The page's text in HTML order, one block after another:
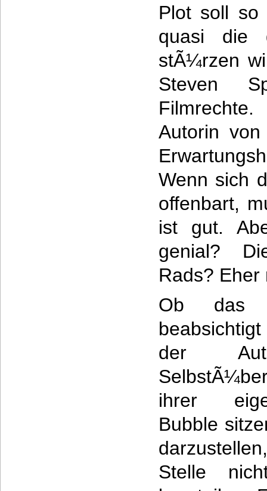
Plot soll so
quasi die
stÃ¼rzen
Steven
Autorin
Wenn sich
offenbart,
ist gut.
genial?
Rads? Eher
Ob das
der
ihrer
Bubble
Stelle